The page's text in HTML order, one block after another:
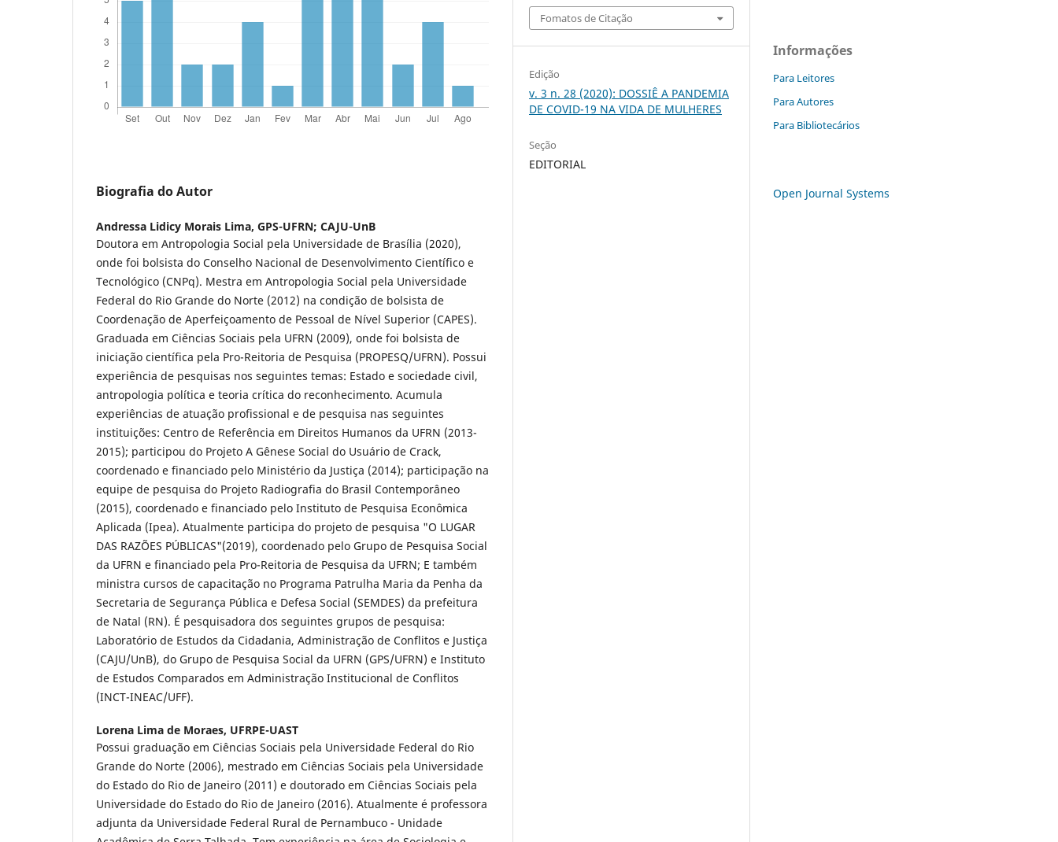
Biografia do Autor
Andressa Lidicy Morais Lima, GPS-UFRN; CAJU-UnB
Doutora em Antropologia Social pela Universidade de Brasília (2020),
onde foi bolsista do Conselho Nacional de Desenvolvimento Científico e
Tecnológico (CNPq). Mestra em Antropologia Social pela Universidade
Federal do Rio Grande do Norte (2012) na condição de bolsista de
Coordenação de Aperfeiçoamento de Pessoal de Nível Superior (CAPES).
Graduada em Ciências Sociais pela UFRN (2009), onde foi bolsista de
iniciação científica pela Pro-Reitoria de Pesquisa (PROPESQ/UFRN). Possui
experiência de pesquisas nos seguintes temas: Estado e sociedade civil,
antropologia política e teoria crítica do reconhecimento. Acumula
experiências de atuação profissional e de pesquisa nas seguintes
instituições: Centro de Referência em Direitos Humanos da UFRN (2013-
2015); participou do Projeto A Gênese Social do Usuário de Crack,
coordenado e financiado pelo Ministério da Justiça (2014); participação na
equipe de pesquisa do Projeto Radiografia do Brasil Contemporâneo
(2015), coordenado e financiado pelo Instituto de Pesquisa Econômica
Aplicada (Ipea). Atualmente participa do projeto de pesquisa "O LUGAR
DAS RAZÕES PÚBLICAS"(2019), coordenado pelo Grupo de Pesquisa Social
da UFRN e financiado pela Pro-Reitoria de Pesquisa da UFRN; E também
ministra cursos de capacitação no Programa Patrulha Maria da Penha da
Secretaria de Segurança Pública e Defesa Social (SEMDES) da prefeitura
de Natal (RN). É pesquisadora dos seguintes grupos de pesquisa:
Laboratório de Estudos da Cidadania, Administração de Conflitos e Justiça
(CAJU/UnB), do Grupo de Pesquisa Social da UFRN (GPS/UFRN) e Instituto
de Estudos Comparados em Administração Institucional de Conflitos
(INCT-INEAC/UFF).
Lorena Lima de Moraes, UFRPE-UAST
Possui graduação em Ciências Sociais pela Universidade Federal do Rio
Grande do Norte (2006), mestrado em Ciências Sociais pela Universidade
do Estado do Rio de Janeiro (2011) e doutorado em Ciências Sociais pela
Universidade do Estado do Rio de Janeiro (2016). Atualmente é professora
adjunta da Universidade Federal Rural de Pernambuco - Unidade
Fomatos de Citação
Edição
v. 3 n. 28 (2020): DOSSIÊ A PANDEMIA
DE COVID-19 NA VIDA DE MULHERES
Seção
EDITORIAL
Informações
Para Leitores
Para Autores
Para Bibliotecários
Open Journal Systems